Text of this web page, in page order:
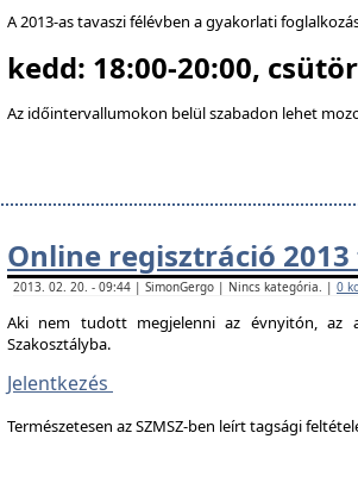
A 2013-as tavaszi félévben a gyakorlati
kedd: 18:00-20:00,
Az időintervallumokon belül szabadon lehet
Online regisztráció
2013. 02. 20. - 09:44 | SimonGergo | Nincs kategória. | 0
Aki nem tudott megjelenni az évnyitón, az
Szakosztályba.
Jelentkezés
Természetesen az SZMSZ-ben leírt tagsági